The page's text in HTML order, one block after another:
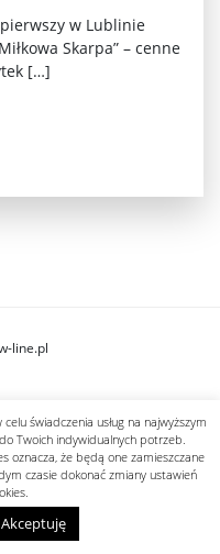
w Lublinie
Skarpa” – cenne
[…]
line.pl
świadczenia usług na najwyższym
Twoich indywidualnych potrzeb.
oznacza, że będą one zamieszczane
czasie dokonać zmiany ustawień
Akceptuję